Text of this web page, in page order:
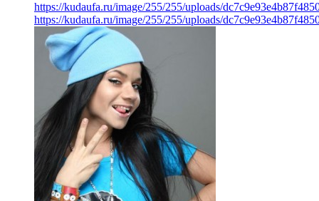
https://kudaufa.ru/image/255/255/uploads/
https://kudaufa.ru/image/255/255/uploads/